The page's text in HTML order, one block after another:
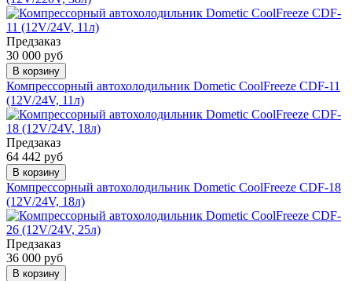
Предзаказ
30 000 руб
В корзину
Компрессорный автохолодильник Dometic CoolFreeze CDF-11
(12V/24V, 11л)
Предзаказ
64 442 руб
В корзину
Компрессорный автохолодильник Dometic CoolFreeze CDF-18
(12V/24V, 18л)
Предзаказ
36 000 руб
В корзину